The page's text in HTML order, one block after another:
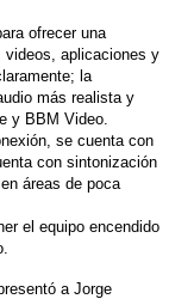
ofrecer una
videos, aplicaciones y
la
más realista y
y BBM Video.
se cuenta con
con sintonización
áreas de poca
el equipo encendido
a Jorge